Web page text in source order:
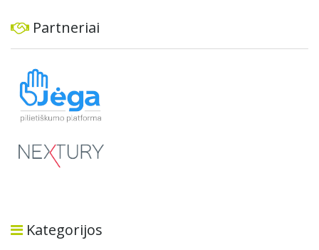
Partneriai
Kategorijos